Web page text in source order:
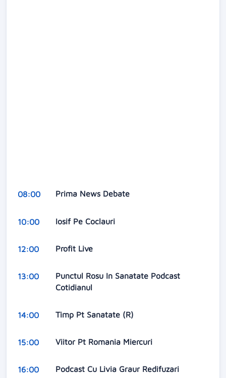
08:00 Prima News Debate
10:00 Iosif Pe Coclauri
12:00 Profit Live
13:00
Punctul Rosu In Sanatate Podcast
Cotidianul
14:00 Timp Pt Sanatate (R)
15:00 Viitor Pt Romania Miercuri
16:00 Podcast Cu Livia Graur Redifuzari